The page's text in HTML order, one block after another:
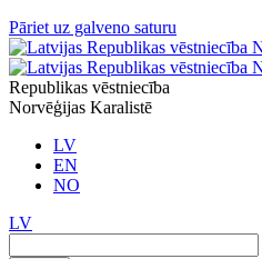
Pāriet uz galveno saturu
Republikas vēstniecība
Norvēģijas Karalistē
LV
EN
NO
LV